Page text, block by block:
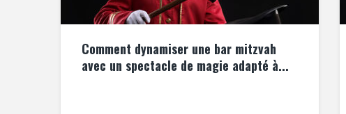
Comment dynamiser une bar mitzvah
avec un spectacle de magie adapté à...